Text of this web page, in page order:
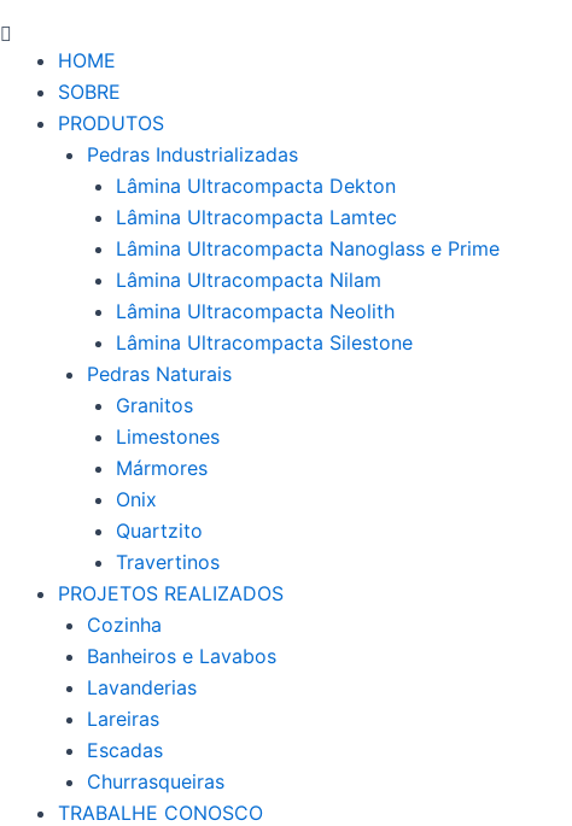
HOME
SOBRE
PRODUTOS
Pedras Industrializadas
Lâmina Ultracompacta Dekton
Lâmina Ultracompacta Lamtec
Lâmina Ultracompacta Nanoglass e Prime
Lâmina Ultracompacta Nilam
Lâmina Ultracompacta Neolith
Lâmina Ultracompacta Silestone
Pedras Naturais
Granitos
Limestones
Mármores
Onix
Quartzito
Travertinos
PROJETOS REALIZADOS
Cozinha
Banheiros e Lavabos
Lavanderias
Lareiras
Escadas
Churrasqueiras
TRABALHE CONOSCO